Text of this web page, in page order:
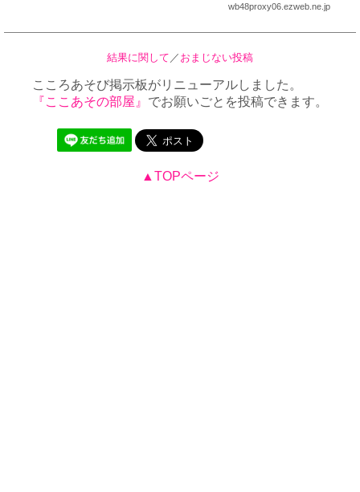
wb48proxy06.ezweb.ne.jp
結果に関して ／ おまじない投稿
こころあそび掲示板がリニューアルしました。
『ここあその部屋』 でお願いごとを投稿できます。
▲TOPページ